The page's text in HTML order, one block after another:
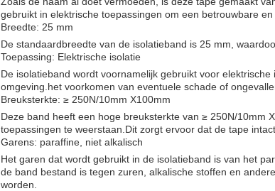
gebruikt in elektrische toepassingen om een betrouwbare
Breedte: 25 mm
De standaardbreedte van de isolatieband is 25 mm,
Toepassing: Elektrische isolatie
De isolatieband wordt voornamelijk gebruikt voor
omgeving.het voorkomen van eventuele schade of
Breuksterkte: ≥ 250N/10mm X100mm
Deze band heeft een hoge breuksterkte van ≥ 250N/10mm
toepassingen te weerstaan.Dit zorgt ervoor dat de tape
Garens: paraffine, niet alkalisch
Het garen dat wordt gebruikt in de isolatieband is van het
de band bestand is tegen zuren, alkalische stoffen en
worden.